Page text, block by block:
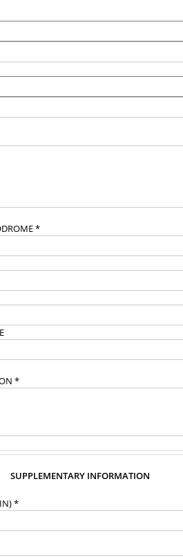
*
*
SUPPLEMENTARY INFORMATION
*